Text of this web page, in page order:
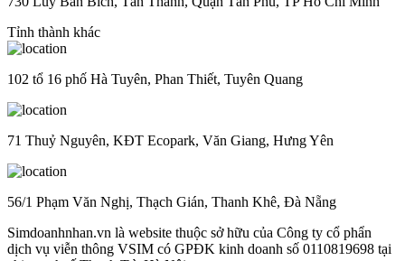
Tỉnh thành khác
102 tổ 16 phố Hà Tuyên, Phan Thiết, Tuyên Quang
71 Thuỷ Nguyên, KĐT Ecopark, Văn Giang, Hưng Yên
56/1 Phạm Văn Nghị, Thạch Gián, Thanh Khê, Đà Nẵng
Simdoanhnhan.vn là website thuộc sở hữu của Công ty cổ phẩn
dịch vụ viễn thông VSIM có GPĐK kinh doanh số 0110819698 tại